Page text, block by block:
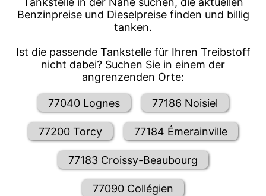
Benzinpreise und Dieselpreise finden und billig
tanken.
Ist die passende Tankstelle für Ihren Treibstoff
nicht dabei? Suchen Sie in einem der
angrenzenden Orte:
77040 Lognes 77186 Noisiel
77200 Torcy 77184 Émerainville
77183 Croissy-Beaubourg
77090 Collégien